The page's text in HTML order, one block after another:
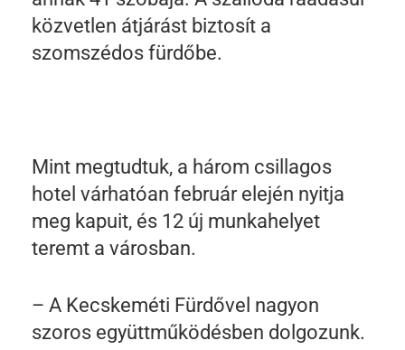
közvetlen átjárást biztosít a
szomszédos fürdőbe.
Mint megtudtuk, a három csillagos
hotel várhatóan február elején nyitja
meg kapuit, és 12 új munkahelyet
teremt a városban.
– A Kecskeméti Fürdővel nagyon
szoros együttműködésben dolgozunk.